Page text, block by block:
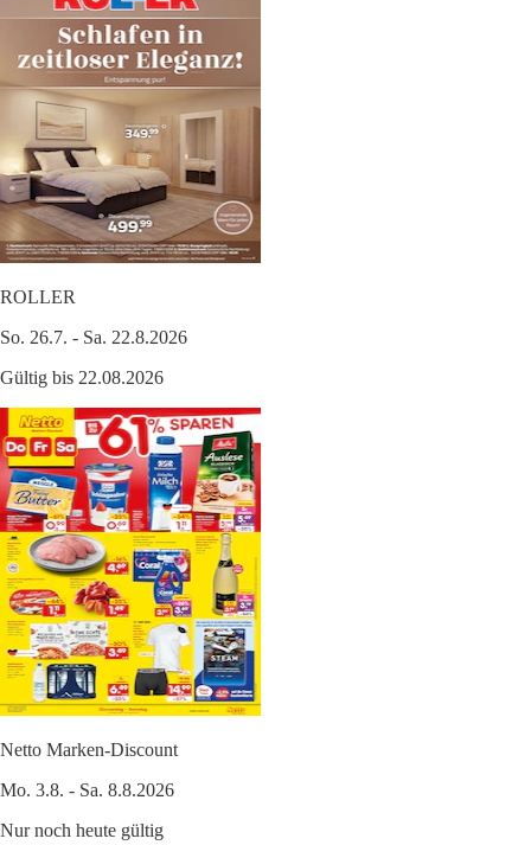
ROLLER
So. 26.7. - Sa. 22.8.2026
Gültig bis 22.08.2026
Netto Marken-Discount
Mo. 3.8. - Sa. 8.8.2026
Nur noch heute gültig